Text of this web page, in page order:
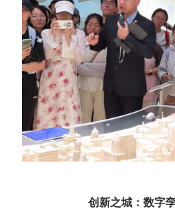
创新之城：数字